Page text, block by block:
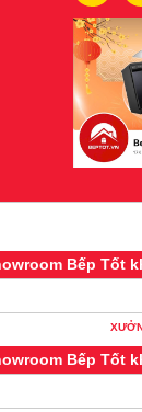
Bếp Tốt
Bếp Tốt